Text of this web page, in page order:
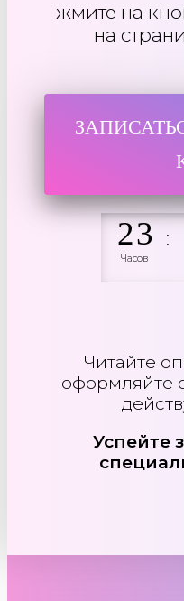
жмите на
на
23
Часов
:
Читайте
оформляйте
Успейте